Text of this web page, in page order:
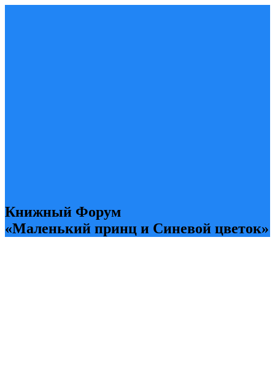
Книжный Форум
«Маленький принц и Синевой цветок»